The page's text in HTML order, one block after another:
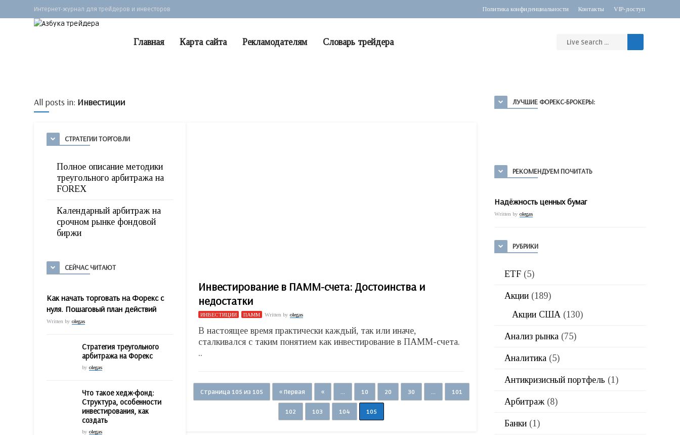
Интернет-журнал для трейдеров и инвесторов Политика конфиденциальности Контакты VIP-доступ
Главная Карта сайта Рекламодателям Словарь трейдера
All posts in: Инвестиции
СТРАТЕГИИ ТОРГОВЛИ
Полное описание методики
треугольного арбитража на
FOREX
Календарный арбитраж на
срочном рынке фондовой
биржи
СЕЙЧАС ЧИТАЮТ
Как начать торговать на Форекс с
нуля. Пошаговый план действий
Written by olegas
Стратегия треугольного
арбитража на Форекс
by olegas
Что такое хедж-фонд:
Структура, особенности
инвестирования, как
создать
by olegas
Инвестирование в ПАММ-счета: Достоинства и
недостатки
ИНВЕСТИЦИИ ПАММ Written by olegas
В настоящее время практически каждый, так или иначе,
сталкивался с таким понятием как инвестирование в ПАММ-счета.
..
Страница 105 из 105 « Первая « ... 10 20 30 ... 101
102 103 104 105
ЛУЧШИЕ ФОРЕКС-БРОКЕРЫ:
РЕКОМЕНДУЕМ ПОЧИТАТЬ
Надёжность ценных бумаг
Written by olegas
РУБРИКИ
ETF (5)
Акции (189)
Акции США (130)
Анализ рынка (75)
Аналитика (5)
Антикризисный портфель (1)
Арбитраж (8)
Банки (1)